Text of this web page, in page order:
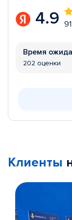
4.9
Время
202 оценки
Клиенты